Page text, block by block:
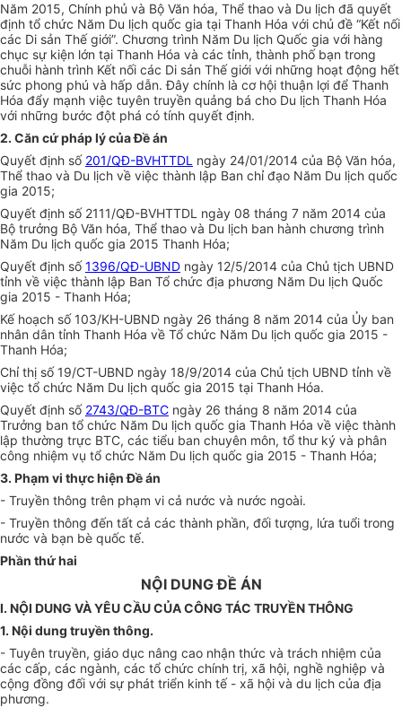
Năm 2015, Chính phủ và Bộ Văn hóa, Thể thao và Du lịch đã quyết
định tổ chức Năm Du lịch quốc gia tại Thanh Hóa với chủ đề “Kết nối
các Di sản Thế giới”. Chương trình Năm Du lịch Quốc gia với hàng
chục sự kiện lớn tại Thanh Hóa và các tỉnh, thành phố bạn trong
chuỗi hành trình Kết nối các Di sản Thế giới với những hoạt động hết
sức phong phú và hấp dẫn. Đây chính là cơ hội thuận lợi để Thanh
Hóa đẩy mạnh việc tuyên truyền quảng bá cho Du lịch Thanh Hóa
với những bước đột phá có tính quyết định.
2. Căn cứ pháp lý của Đề án
Quyết định số 201/QĐ-BVHTTDL ngày 24/01/2014 của Bộ Văn hóa,
Thể thao và Du lịch về việc thành lập Ban chỉ đạo Năm Du lịch quốc
gia 2015;
Quyết định số 2111/QĐ-BVHTTDL ngày 08 tháng 7 năm 2014 của
Bộ trưởng Bộ Văn hóa, Thể thao và Du lịch ban hành chương trình
Năm Du lịch quốc gia 2015 Thanh Hóa;
Quyết định số1396/QĐ-UBND ngày 12/5/2014 của Chủ tịch UBND
tỉnh về việc thành lập Ban Tổ chức địa phương Năm Du lịch Quốc
gia 2015 - Thanh Hóa;
Kế hoạch số 103/KH-UBND ngày 26 tháng 8 năm 2014 của Ủy ban
nhân dân tỉnh Thanh Hóa về Tổ chức Năm Du lịch quốc gia 2015 -
Thanh Hóa;
Chỉ thị số 19/CT-UBND ngày 18/9/2014 của Chủ tịch UBND tỉnh về
việc tổ chức Năm Du lịch quốc gia 2015 tại Thanh Hóa.
Quyết định số 2743/QĐ-BTC ngày 26 tháng 8 năm 2014 của
Trưởng ban tổ chức Năm Du lịch quốc gia Thanh Hóa về việc thành
lập thường trực BTC, các tiểu ban chuyên môn, tổ thư ký và phân
công nhiệm vụ tổ chức Năm Du lịch quốc gia 2015 - Thanh Hóa;
3. Phạm vi thực hiện Đề án
- Truyền thông trên phạm vi cả nước và nước ngoài.
- Truyền thông đến tất cả các thành phần, đối tượng, lứa tuổi trong
nước và bạn bè quốc tế.
Phần thứ hai
NỘI DUNG ĐỀ ÁN
I. NỘI DUNG VÀ YÊU CẦU CỦA CÔNG TÁC TRUYỀN THÔNG
1. Nội dung truyền thông.
- Tuyên truyền, giáo dục nâng cao nhận thức và trách nhiệm của
các cấp, các ngành, các tổ chức chính trị, xã hội, nghề nghiệp và
cộng đồng đối với sự phát triển kinh tế - xã hội và du lịch của địa
phương.